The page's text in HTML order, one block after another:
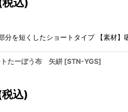
分を短くしたショートタイプ 【素材
トたーぼう布 矢絣 [STN-YGS]
込)